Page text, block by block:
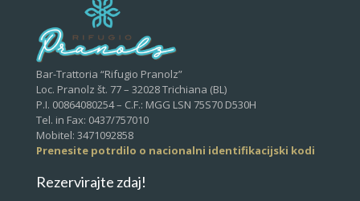
Bar-Trattoria “Rifugio Pranolz”
Loc. Pranolz št. 77 – 32028 Trichiana (BL)
P.I. 00864080254 – C.F.: MGG LSN 75S70 D530H
Tel. in Fax: 0437/757010
Mobitel: 3471092858
Prenesite potrdilo o nacionalni identifikacijski kodi
Rezervirajte zdaj!